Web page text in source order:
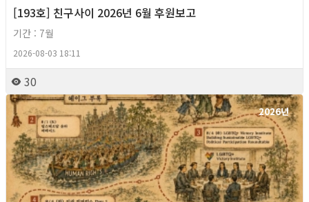
[193호] 친구사이 2026년 6월 후원보고
기간 : 7월
2026-08-03 18:11
30
2026년